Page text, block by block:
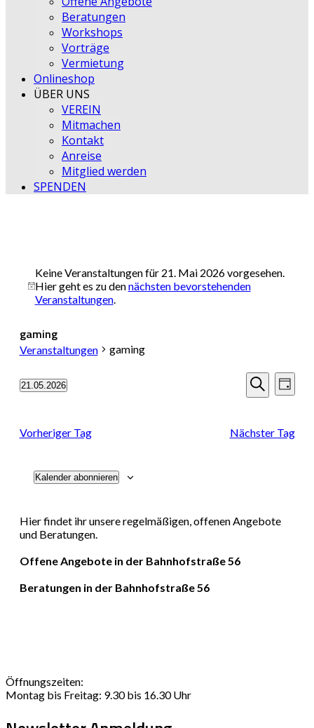
Beratungen
Workshops
Vorträge
Vermietung
Onlineshop
ÜBER UNS
VEREIN
Mitmachen
Kontakt
Anreise
Mitglied werden
SPENDEN
Hinweis
Keine Veranstaltungen für 21. Mai 2026 vorgesehen.
Hier geht es zu dennächsten bevorstehenden
Veranstaltungen.
gaming
Veranstaltungen gaming
und
Suche
Tag
21.05.2026
Vorheriger Tag
Nächster Tag
Kalender abonnieren
Hier findet ihr unsere regelmäßigen, offenen Angebote
und Beratungen.
Offene Angebote in der Bahnhofstraße 56
Beratungen in der Bahnhofstraße 56
Öffnungszeiten:
Montag bis Freitag: 9.30 bis 16.30 Uhr